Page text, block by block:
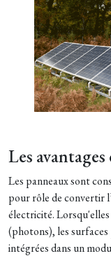
Les
Les panneaux sont
pour rôle de convertir
électricité.
(photons), les
intégrées dans un